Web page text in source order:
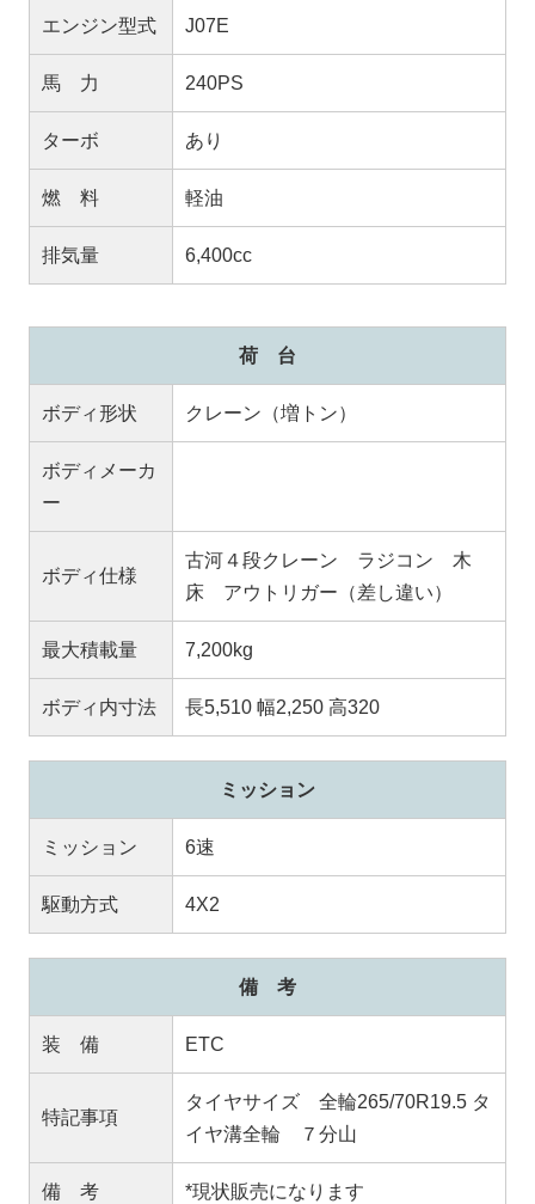
エンジン型式 J07E
馬 力 240PS
ターボ あり
燃 料 軽油
排気量 6,400cc
荷 台
ボディ形状 クレーン（増トン）
ボディメーカ
ー
ボディ仕様
古河４段クレーン ラジコン 木
床 アウトリガー（差し違い）
最大積載量 7,200kg
ボディ内寸法 長5,510 幅2,250 高320
ミッション
ミッション 6速
駆動方式 4X2
備 考
装 備 ETC
特記事項
タイヤサイズ 全輪265/70R19.5 タ
イヤ溝全輪 ７分山
備 考 *現状販売になります